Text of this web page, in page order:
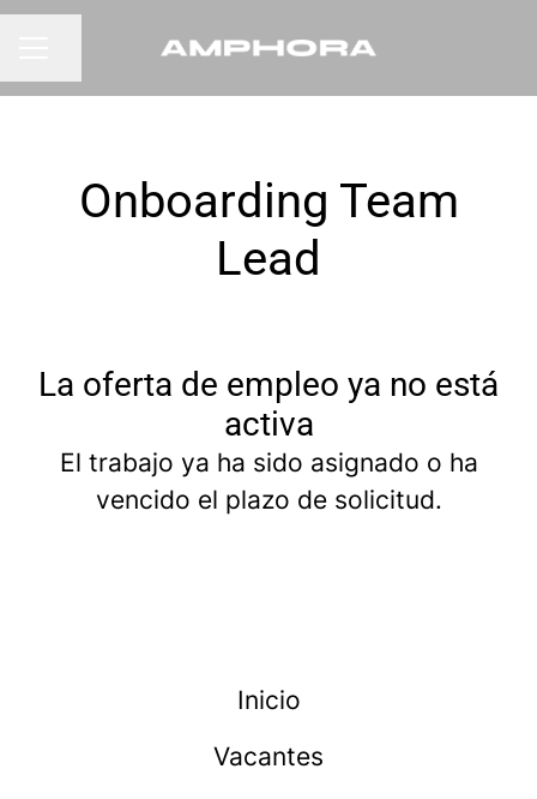
MENÚ DE EMPLEO
Compartir página
Onboarding Team
Lead
La oferta de empleo ya no está
activa
El trabajo ya ha sido asignado o ha
vencido el plazo de solicitud.
Inicio
Vacantes